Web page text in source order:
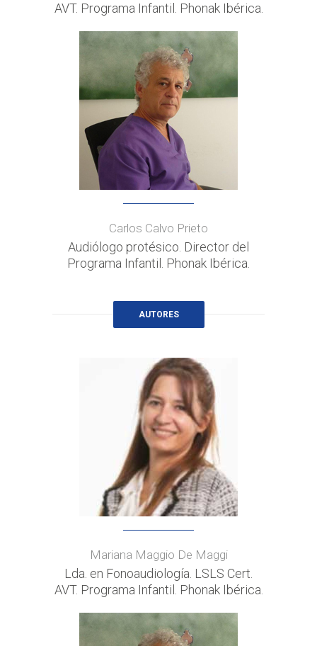
AVT. Programa Infantil. Phonak Ibérica.
Carlos Calvo Prieto
Audiólogo protésico. Director del
Programa Infantil. Phonak Ibérica.
AUTORES
Mariana Maggio De Maggi
Lda. en Fonoaudiología. LSLS Cert.
AVT. Programa Infantil. Phonak Ibérica.